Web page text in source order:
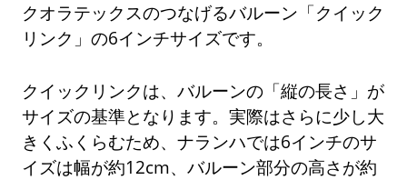
クオラテックスのつなげるバルーン「クイック
リンク」の6インチサイズです。
クイックリンクは、バルーンの「縦の長さ」が
サイズの基準となります。実際はさらに少し大
きくふくらむため、ナランハでは6インチのサ
イズは幅が約12cm、バルーン部分の高さが約